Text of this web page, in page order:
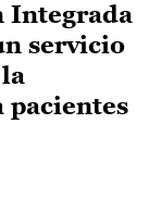
Integrada
servicio
pacientes